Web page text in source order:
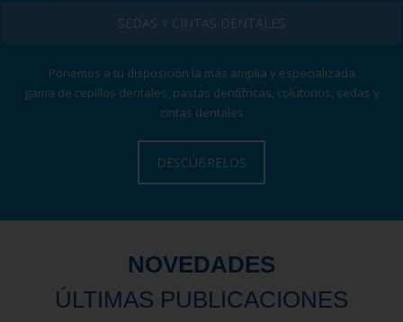
SEDAS Y CINTAS DENTALES
Ponemos a tu disposición la más amplia y especializada
gama de cepillos dentales, pastas dentífricas, colutorios, sedas y
cintas dentales
DESCÚBRELOS
NOVEDADES
ÚLTIMAS PUBLICACIONES